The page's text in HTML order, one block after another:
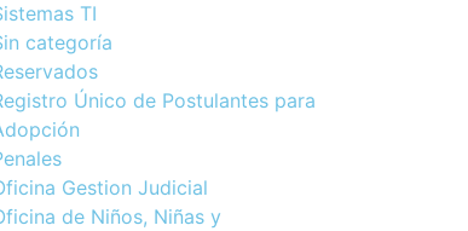
TI
categoría
Único de Postulantes para
Gestion Judicial
de Niños, Niñas y